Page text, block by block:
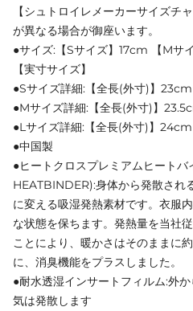
【シュトロイレメーカーサイズ
が異なる場合が御座います。
●サイズ:【Sサイズ】17cm 【Mサ
【実寸サイズ】
●Sサイズ詳細:【全長(外寸)】
●Mサイズ詳細:【全長(外寸)】
●Lサイズ詳細:【全長(外寸)】
●中国製
●ヒートクロスプレミアムヒート
HEATBINDER):身体から発散され
に変える吸湿発熱素材です。衣服
な状態を保ちます。発熱量を当社
ことにより、暖かさはそのままに
に、消臭機能をプラスしました。
●耐水透湿インサートフィルム:外
気は発散します